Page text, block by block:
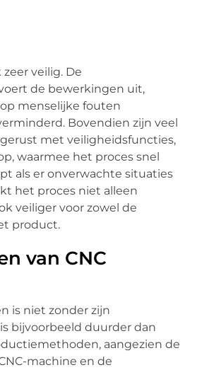
zeer veilig. De
de bewerkingen uit,
menselijke fouten
Bovendien zijn veel
met veiligheidsfuncties,
waarmee het proces snel
als er onverwachte situaties
het proces niet alleen
veiliger voor zowel de
product.
van CNC
is niet zonder zijn
bijvoorbeeld duurder dan
aangezien de
machine en de